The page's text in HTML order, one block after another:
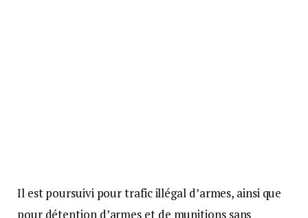
Il est poursuivi pour trafic illégal d’armes, ainsi que
pour détention d’armes et de munitions sans